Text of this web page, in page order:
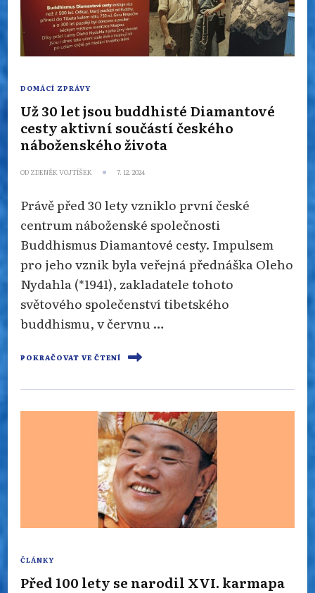
DOMÁCÍ ZPRÁVY
Už 30 let jsou buddhisté Diamantové
cesty aktivní součástí českého
náboženského života
OD ZDENĚK VOJTÍŠEK 7. 12. 2024
Právě před 30 lety vzniklo první české
centrum náboženské společnosti
Buddhismus Diamantové cesty. Impulsem
pro jeho vznik byla veřejná přednáška Oleho
Nydahla (*1941), zakladatele tohoto
světového společenství tibetského
buddhismu, v červnu …
POKRAČOVAT VE ČTENÍ
ČLÁNKY
Před 100 lety se narodil XVI. karmapa